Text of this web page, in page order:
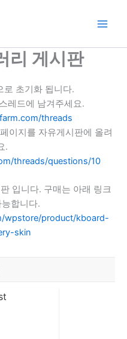
리 게시판
로 초기화 됩니다.
레드에 남겨주세요.
threads
이지를 자유게시판에 올려
.
threads/questions/10
입니다. 구매는 아래 링크
합니다.
wpstore/product/kboard-
skin